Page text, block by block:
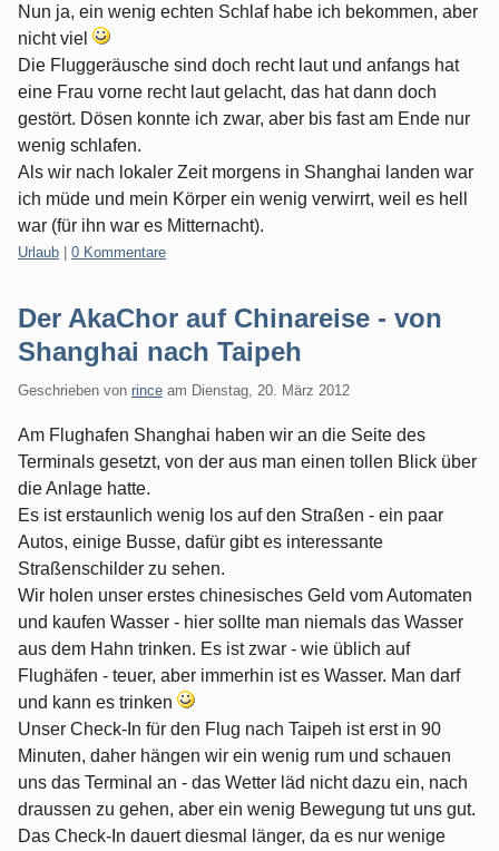
Nun ja, ein wenig echten Schlaf habe ich bekommen, aber
nicht viel
Die Fluggeräusche sind doch recht laut und anfangs hat
eine Frau vorne recht laut gelacht, das hat dann doch
gestört. Dösen konnte ich zwar, aber bis fast am Ende nur
wenig schlafen.
Als wir nach lokaler Zeit morgens in Shanghai landen war
ich müde und mein Körper ein wenig verwirrt, weil es hell
war (für ihn war es Mitternacht).
Kategorien:
Urlaub 0 Kommentare
Der AkaChor auf Chinareise - von
Shanghai nach Taipeh
Geschrieben von rince am Dienstag, 20. März 2012
Am Flughafen Shanghai haben wir an die Seite des
Terminals gesetzt, von der aus man einen tollen Blick über
die Anlage hatte.
Es ist erstaunlich wenig los auf den Straßen - ein paar
Autos, einige Busse, dafür gibt es interessante
Straßenschilder zu sehen.
Wir holen unser erstes chinesisches Geld vom Automaten
und kaufen Wasser - hier sollte man niemals das Wasser
aus dem Hahn trinken. Es ist zwar - wie üblich auf
Flughäfen - teuer, aber immerhin ist es Wasser. Man darf
und kann es trinken
Unser Check-In für den Flug nach Taipeh ist erst in 90
Minuten, daher hängen wir ein wenig rum und schauen
uns das Terminal an - das Wetter läd nicht dazu ein, nach
draussen zu gehen, aber ein wenig Bewegung tut uns gut.
Das Check-In dauert diesmal länger, da es nur wenige